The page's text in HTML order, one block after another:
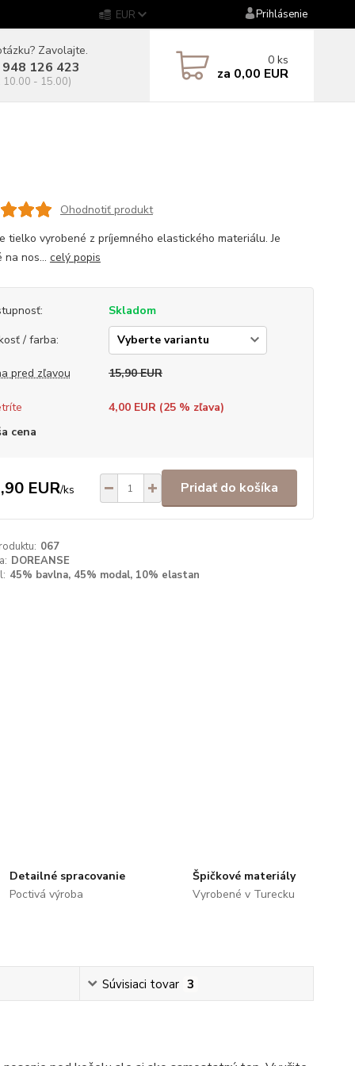
EUR Prihlásenie
Zavolajte.
126 423
10.00 - 15.00)
0 ks
za 0,00 EUR
Ohodnotiť produkt
tielko vyrobené z príjemného elastického materiálu. Je
na nos... celý popis
Skladom
/ farba:
pred zľavou 15,90 EUR
4,00 EUR (25% zľava)
cena
EUR/ks Pridať do košíka
067
DOREANSE
45% bavlna, 45% modal, 10% elastan
Detailné spracovanie
Poctivá výroba
Špičkové materiály
Vyrobené v Turecku
Súvisiaci tovar 3